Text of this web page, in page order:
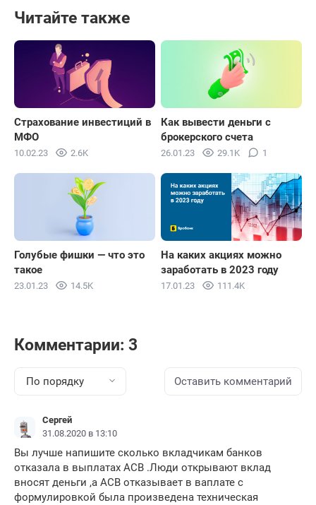
Читайте также
Страхование инвестиций в
МФО
10.02.23 2.6K
Как вывести деньги с
брокерского счета
26.01.23 29.1K 1
Голубые фишки — что это
такое
23.01.23 14.5K
На каких акциях можно
заработать в 2023 году
17.01.23 111.4K
Комментарии: 3
По порядку Оставить комментарий
Сергей
31.08.2020 в 13:10
Вы лучше напишите сколько вкладчикам банков
отказала в выплатах АСВ .Люди открывают вклад
вносят деньги ,а АСВ отказывает в ваплате с
формулировкой была произведена техническая